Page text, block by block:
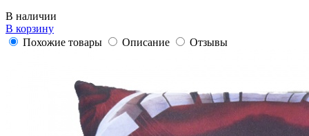
В наличии
В корзину
Похожие товары
Описание Отзывы